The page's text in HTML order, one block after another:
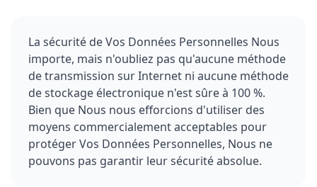
La sécurité de Vos Données Personnelles Nous
importe, mais n'oubliez pas qu'aucune méthode
de transmission sur Internet ni aucune méthode
de stockage électronique n'est sûre à 100 %.
Bien que Nous nous efforcions d'utiliser des
moyens commercialement acceptables pour
protéger Vos Données Personnelles, Nous ne
pouvons pas garantir leur sécurité absolue.